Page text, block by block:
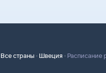
Все страны · Швеция · Расписание